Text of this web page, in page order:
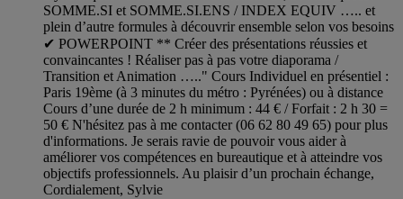
SOMME.SI et SOMME.SI.ENS / INDEX EQUIV ….. et
plein d’autre formules à découvrir ensemble selon vos besoins
✔ POWERPOINT ** Créer des présentations réussies et
convaincantes ! Réaliser pas à pas votre diaporama /
Transition et Animation ….." Cours Individuel en présentiel :
Paris 19ème (à 3 minutes du métro : Pyrénées) ou à distance
Cours d’une durée de 2 h minimum : 44 € / Forfait : 2 h 30 =
50 € N'hésitez pas à me contacter (06 62 80 49 65) pour plus
d'informations. Je serais ravie de pouvoir vous aider à
améliorer vos compétences en bureautique et à atteindre vos
objectifs professionnels. Au plaisir d’un prochain échange,
Cordialement, Sylvie